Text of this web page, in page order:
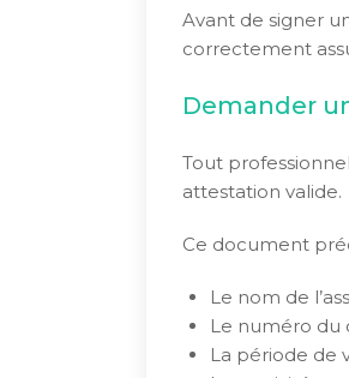
Avant de signer
correctement
Demander
Tout
attestation valide.
Ce document
Le nom de
Le numéro du
La période de